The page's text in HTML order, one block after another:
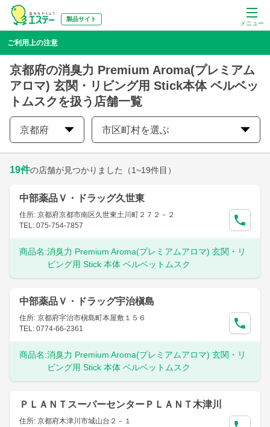
メニュー
製品サイト
ご利用上の注意
京都府の消臭力 Premium Aroma(プレミアム
アロマ) 玄関・リビング用 Stick本体 ベルベッ
トムスクを扱う店舗一覧
京都府 市区町村を選ぶ
19件の店舗が見つかりました （1~19件目）
中部薬品Ｖ・ドラッグ久世東
住所: 京都府京都市南区久世東土川町２７２－２
TEL: 075-754-7857
商品名:消臭力 Premium Aroma(プレミアムアロマ) 玄関・リ
ビング用 Stick 本体 ベルベットムスク
中部薬品Ｖ・ドラッグ宇治槇島
住所: 京都府宇治市槇島町本屋敷１５６
TEL: 0774-66-2361
商品名:消臭力 Premium Aroma(プレミアムアロマ) 玄関・リ
ビング用 Stick 本体 ベルベットムスク
ＰＬＡＮＴスーパーセンターＰＬＡＮＴ木津川
住所: 京都府木津川市城山台２－１